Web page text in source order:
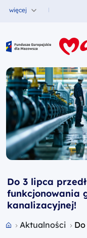
więcej
Fundusze Europejskie
Do 3 lipca
funkcjonowania
kanalizacyjnej!
Przejdź do strony
Aktualności